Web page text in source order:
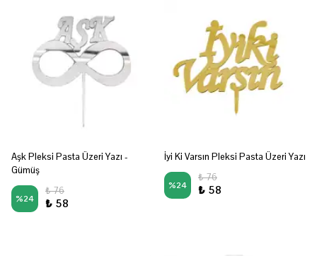
Aşk Pleksi Pasta Üzeri Yazı -
Gümüş
%24
₺ 76
₺ 58
İyi Ki Varsın Pleksi Pasta Üzeri Yazı
%24
₺ 76
₺ 58